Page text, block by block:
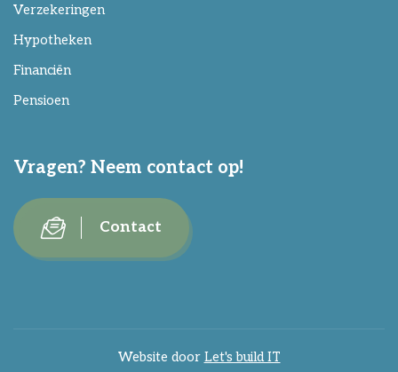
Verzekeringen
Hypotheken
Financiën
Pensioen
Vragen? Neem contact op!
Contact
Website door Let's build IT